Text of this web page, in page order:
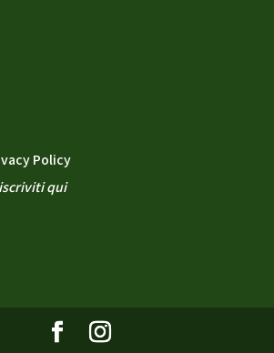
Policy
iscriviti qui